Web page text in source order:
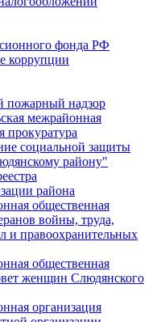
фонда РФ
коррупции
пожарный надзор
межрайонная
прокуратура
социальной защиты
району"
района
общественная
войны, труда,
и правоохранительных
общественная
женщин Слюдянского
организация